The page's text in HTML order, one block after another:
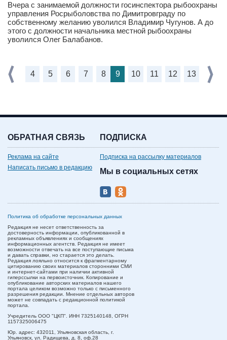
Вчера с занимаемой должности госинспектора рыбоохраны
управления Росрыболовства по Димитровграду по
собственному желанию уволился Владимир Чугунов. А до
этого с должности начальника местной рыбоохраны
уволился Олег Балабанов.
4 5 6 7 8 9 10 11 12 13
ОБРАТНАЯ СВЯЗЬ
Реклама на сайте
Написать письмо в редакцию
ПОДПИСКА
Подписка на рассылку материалов
Мы в социальных сетях
Политика об обработке персональных данных
Редакция не несет ответственность за
достоверность информации, опубликованной в
рекламных объявлениях и сообщениях
информационных агентств. Редакция не имеет
возможности отвечать на все поступающие письма
и давать справки, но старается это делать.
Редакция лояльно относится к фрагментарному
цитированию своих материалов сторонними СМИ
и интернет-сайтами при наличии активной
гиперссылки на первоисточник. Копирование и
опубликование авторских материалов нашего
портала целиком возможно только с письменного
разрешения редакции. Мнение отдельных авторов
может не совпадать с редакционной политикой
портала.
Учредитель ООО "ЦКП". ИНН 7325140148, ОГРН
1157325006475
Юр. адрес: 432011, Ульяновская область, г.
Ульяновск, ул. Радищева, д. 8, оф.28